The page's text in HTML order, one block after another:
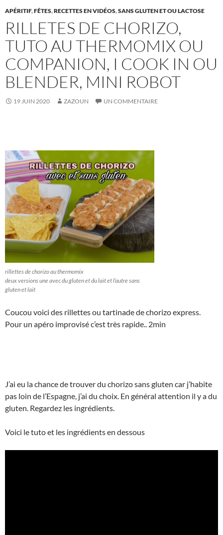
APÉRITIF,FÊTES,RECETTES EN VIDÉOS,SANS GLUTEN ET OU LACTOSE
RILLETES DE CHORIZO,
TUTO AU THERMOMIX OU
COMPANION, I COOK IN OU
BLENDER, MINI ROBOT
19 JUIN 2020 ZAZOUN UN COMMENTAIRE
rillettes de chorizo au thermomix
deux versions une avec du gluten et du lait et l’autre sans
gluten et lait
Coucou voici des rillettes ou tartinade de chorizo express.
Pour un apéro improvisé c’est très rapide.. 2min
J’ai eu la chance de trouver du chorizo sans gluten car j’habite
pas loin de l’Espagne, j’ai du choix. En général attention il y a du
gluten. Regardez les ingrédients.
Voici le tuto et les ingrédients en dessous